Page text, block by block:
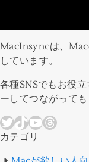
MacInsyncは、
しています。
各種SNSでもお役
ーしてつながっても
Twitter
TikTok
YouTube
Threads
カテゴリ